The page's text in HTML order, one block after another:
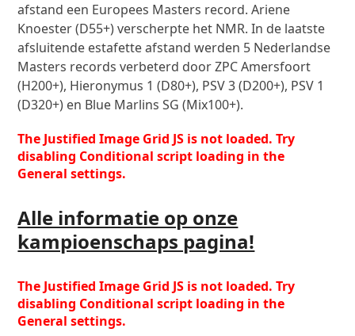
afstand een Europees Masters record. Ariene
Knoester (D55+) verscherpte het NMR. In de laatste
afsluitende estafette afstand werden 5 Nederlandse
Masters records verbeterd door ZPC Amersfoort
(H200+), Hieronymus 1 (D80+), PSV 3 (D200+), PSV 1
(D320+) en Blue Marlins SG (Mix100+).
The Justified Image Grid JS is not loaded. Try
disabling Conditional script loading in the
General settings.
Alle informatie op onze
kampioenschaps pagina!
The Justified Image Grid JS is not loaded. Try
disabling Conditional script loading in the
General settings.